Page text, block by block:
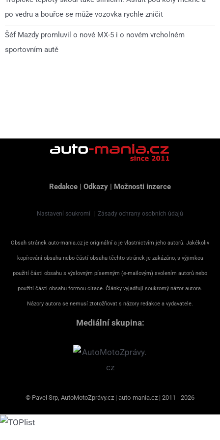
po vedru a bouřce se může vozovka rychle zničit
Šéf Mazdy promluvil o nové MX-5 i o novém vrcholném
sportovním autě
Redakce | Odkazy | Možnosti inzerce
Nastavení soukromí Zásady ochrany osobních údajů
Obsah stránek auto-mania.cz je originální a je vlastnictvím jeho autorů. Jakékoliv
kopírování obsahu nebo částí obsahu těchto stránek je zakázáno, s výjimkou
použití části obsahu s výslovným písemným (e-mailovým) svolením autorů nebo
použití části obsahu formou citace. Články vyjadřují soukromý názor autora.
Názory autora se nemusí ztotožňovat s názory redakce a vydavatele.
Mediální skupina:
© Pavel Srp, AutoMotoZprávy.cz | auto-mania.cz | 2011 - 2026